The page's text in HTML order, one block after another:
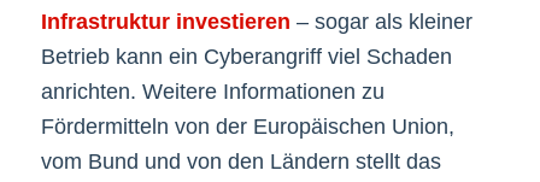
Infrastruktur investieren – sogar als kleiner
Betrieb kann ein Cyberangriff viel Schaden
anrichten. Weitere Informationen zu
Fördermitteln von der Europäischen Union,
vom Bund und von den Ländern stellt das